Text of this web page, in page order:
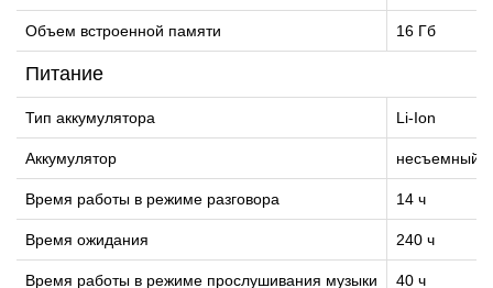
Объем встроенной памяти 16 Гб
Питание
Тип аккумулятора Li-Ion
Аккумулятор несъемный
Время работы в режиме разговора 14 ч
Время ожидания 240 ч
Время работы в режиме прослушивания музыки 40 ч